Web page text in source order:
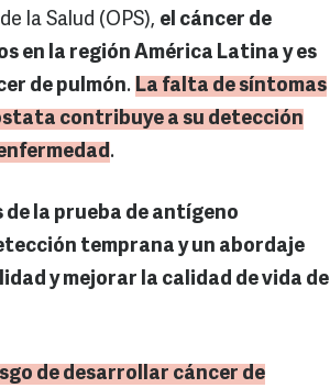
la Salud (OPS), el cáncer de
en la región América Latina y es
de pulmón. La falta de síntomas
contribuye a su detección
.
la prueba de antígeno
temprana y un abordaje
y mejorar la calidad de vida de
de desarrollar cáncer de